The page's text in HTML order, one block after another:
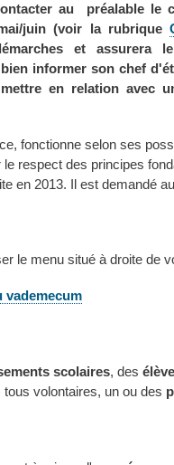
au préalable le
juin (voir la rubrique
et assurera
informer son chef
en relation avec
fonctionne selon ses
respect des principes
en 2013. Il est demandé
le menu situé à droite de
vademecum
scolaires, des
volontaires, un ou des